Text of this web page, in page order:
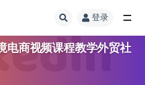
登录
电商视频课程教学外贸社